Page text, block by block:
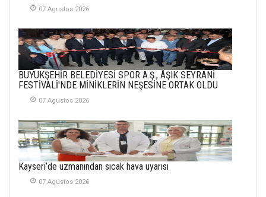
İlgi Alanlarımız ve Biz
02 Ekim 2025
SABAHATTİN
SÜRMEN
01 Mayis 2026
07 Agustos 2026
BÜYÜKŞEHİR BELEDİYESİ SPOR A.Ş., ÂŞIK SEYRANİ
FESTİVALİ'NDE MİNİKLERİN NEŞESİNE ORTAK OLDU
07 Agustos 2026
Kayseri’de uzmanından sıcak hava uyarısı
07 Agustos 2026